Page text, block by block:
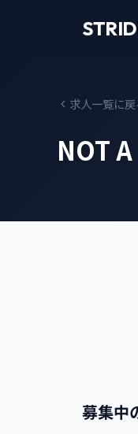
求人一覧に戻
NOT
募集中